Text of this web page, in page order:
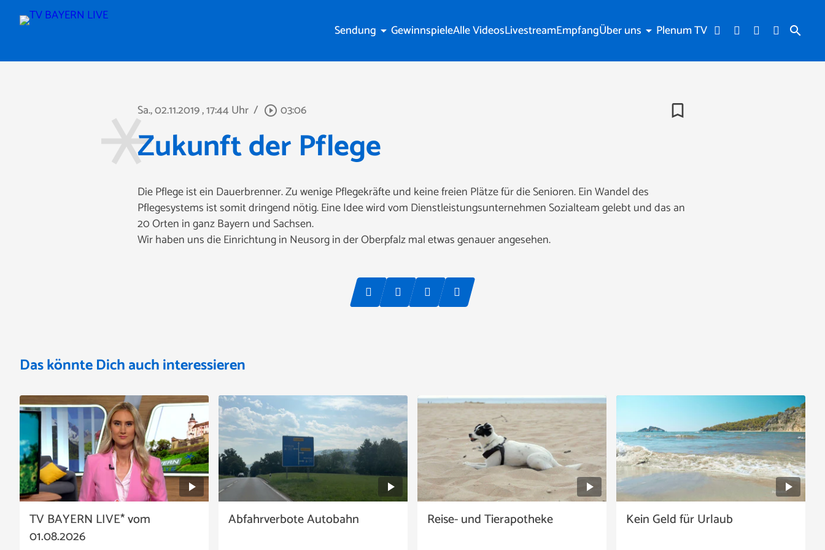
search
Sendung arrow_drop_down GewinnspieleAlle VideosLivestreamEmpfangÜber uns arrow_drop_down Plenum TV
Sa., 02.11.2019, 17:44 Uhr / play_circle_outline 03:06 bookmark_border
Zukunft der Pflege
Die Pflege ist ein Dauerbrenner. Zu wenige Pflegekräfte und keine freien Plätze für die Senioren. Ein Wandel des
Pflegesystems ist somit dringend nötig. Eine Idee wird vom Dienstleistungsunternehmen Sozialteam gelebt und das an
20 Orten in ganz Bayern und Sachsen.
Wir haben uns die Einrichtung in Neusorg in der Oberpfalz mal etwas genauer angesehen.
Das könnte Dich auch interessieren
TV BAYERN LIVE* vom
01.08.2026
Abfahrverbote Autobahn Reise- und Tierapotheke Kein Geld für Urlaub